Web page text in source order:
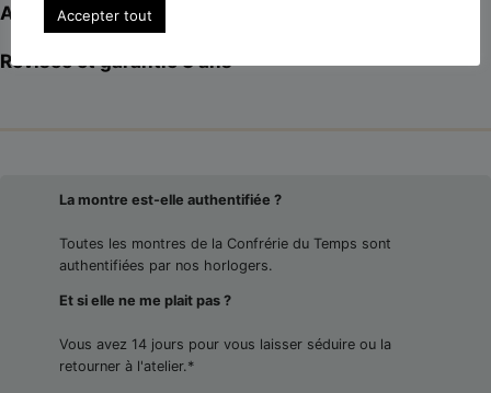
Accessoires: Suédine de voyage
Révisée et garantie 3 ans
La montre est-elle authentifiée ?
Toutes les montres de la Confrérie du Temps sont
authentifiées par nos horlogers.
Et si elle ne me plait pas ?
Vous avez 14 jours pour vous laisser séduire ou la
retourner à l'atelier.*
Accepter tout